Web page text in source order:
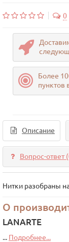
0
Более
пунктов
Описание
Вопрос-ответ
Нитки разобраны
О
LANARTE
... Подробнее...